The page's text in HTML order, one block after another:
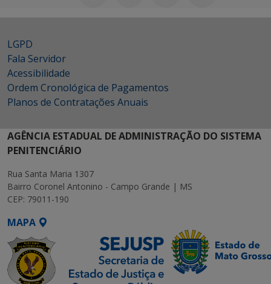
LGPD
Fala Servidor
Acessibilidade
Ordem Cronológica de Pagamentos
Planos de Contratações Anuais
AGÊNCIA ESTADUAL DE ADMINISTRAÇÃO DO SISTEMA
PENITENCIÁRIO
Rua Santa Maria 1307
Bairro Coronel Antonino - Campo Grande | MS
CEP: 79011-190
MAPA